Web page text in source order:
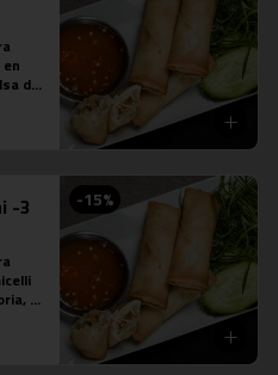
de
-15%
-3